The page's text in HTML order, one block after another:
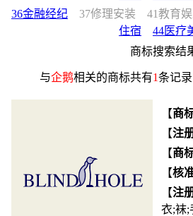
36金融经纪
37修理安装 41教育
住宿
44医疗
商标搜索结
与企鹅相关的商标共有1条记
【商
【注
【商
【核
【注
衣;袜;